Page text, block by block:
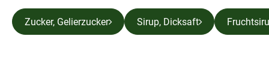
Zucker, Gelierzucker Sirup, Dicksaft